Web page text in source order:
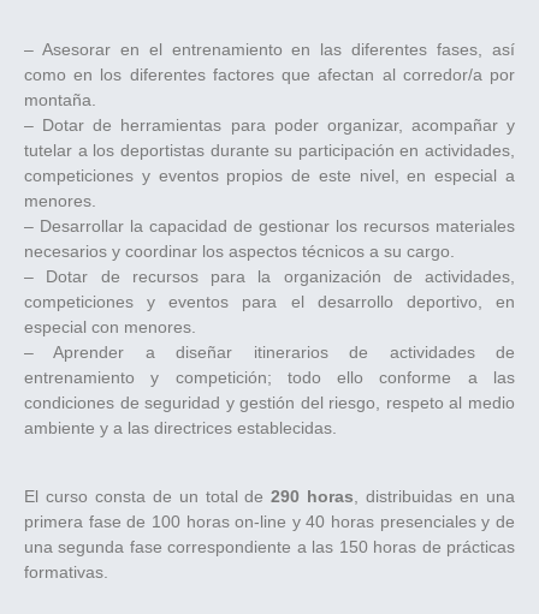
– Asesorar en el entrenamiento en las diferentes fases, así
como en los diferentes factores que afectan al corredor/a por
montaña.
– Dotar de herramientas para poder organizar, acompañar y
tutelar a los deportistas durante su participación en actividades,
competiciones y eventos propios de este nivel, en especial a
menores.
– Desarrollar la capacidad de gestionar los recursos materiales
necesarios y coordinar los aspectos técnicos a su cargo.
– Dotar de recursos para la organización de actividades,
competiciones y eventos para el desarrollo deportivo, en
especial con menores.
– Aprender a diseñar itinerarios de actividades de
entrenamiento y competición; todo ello conforme a las
condiciones de seguridad y gestión del riesgo, respeto al medio
ambiente y a las directrices establecidas.
El curso consta de un total de290 horas , distribuidas en una
primera fase de 100 horas on-line y 40 horas presenciales y de
una segunda fase correspondiente a las 150 horas de prácticas
formativas.